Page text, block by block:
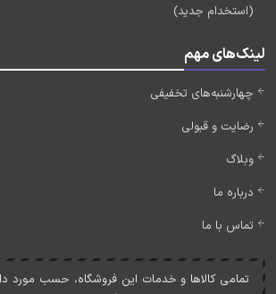
(استخدام جدید)
لینک‌های مهم
چهارشنبه‌های تخفیفی
رضایت و قبولی
وبلاگ
درباره ما
تماس با ما
تمامی کالاها و خدمات اين فروشگاه، حسب مورد